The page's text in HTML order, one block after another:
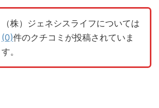
（株）ジェネシスライフについては
(0)件のクチコミが投稿されていま
す。